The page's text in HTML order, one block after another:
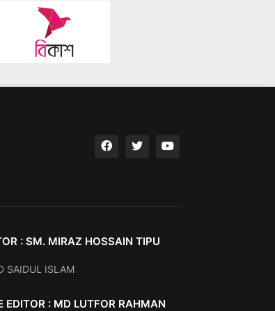
: SM. MIRAZ HOSSAIN TIPU
SAIDUL ISLAM
EDITOR : MD LUTFOR RAHMAN